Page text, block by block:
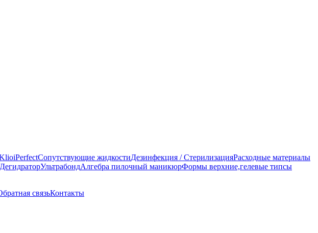
iPerfectСопутствующие жидкостиДезинфекция / СтерилизацияРасходные материалы
ДегидраторУльтрабондАлгебра пилочный маникюрФормы верхние,гелевые типсы
связьКонтакты